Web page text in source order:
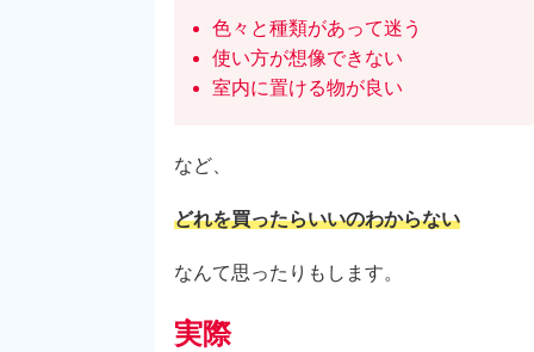
色々と種類があって迷う
使い方が想像できない
室内に置ける物が良い
など、
どれを買ったらいいのわからない
なんて思ったりもします。
実際